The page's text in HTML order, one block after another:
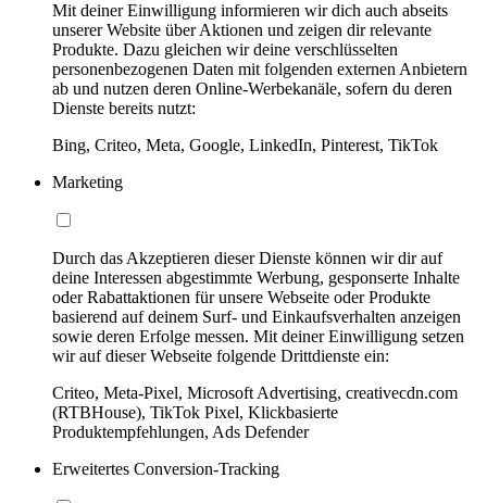
Mit deiner Einwilligung informieren wir dich auch abseits
unserer Website über Aktionen und zeigen dir relevante
Produkte. Dazu gleichen wir deine verschlüsselten
personenbezogenen Daten mit folgenden externen Anbietern
ab und nutzen deren Online-Werbekanäle, sofern du deren
Dienste bereits nutzt:
Bing, Criteo, Meta, Google, LinkedIn, Pinterest, TikTok
Marketing
Durch das Akzeptieren dieser Dienste können wir dir auf
deine Interessen abgestimmte Werbung, gesponserte Inhalte
oder Rabattaktionen für unsere Webseite oder Produkte
basierend auf deinem Surf- und Einkaufsverhalten anzeigen
sowie deren Erfolge messen. Mit deiner Einwilligung setzen
wir auf dieser Webseite folgende Drittdienste ein:
Criteo, Meta-Pixel, Microsoft Advertising, creativecdn.com
(RTBHouse), TikTok Pixel, Klickbasierte
Produktempfehlungen, Ads Defender
Erweitertes Conversion-Tracking